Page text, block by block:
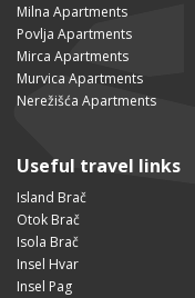
Milna Apartments
Povlja Apartments
Mirca Apartments
Murvica Apartments
Nerežišća Apartments
Useful travel links
Island Brač
Otok Brač
Isola Brač
Insel Hvar
Insel Pag